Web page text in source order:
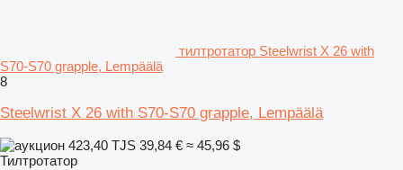
тилтротатор Steelwrist X 26 with
S70-S70 grapple, Lempäälä
8
Steelwrist X 26 with S70-S70 grapple, Lempäälä
423,40 TJS 39,84 € ≈ 45,96 $
Тилтротатор